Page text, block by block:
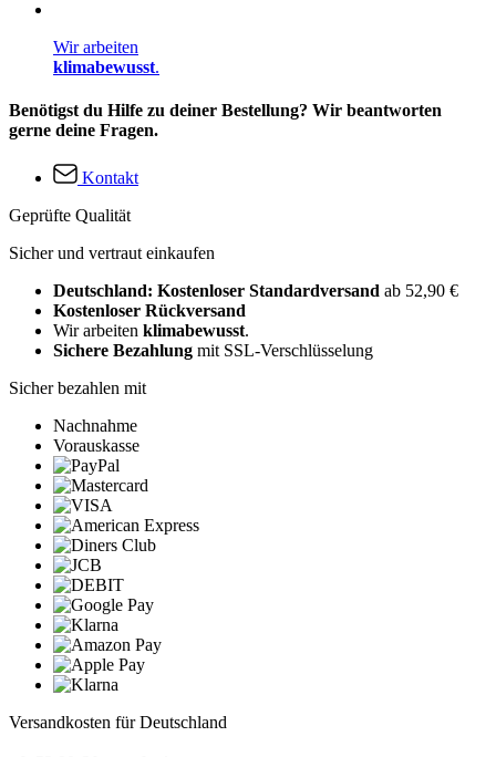
Wir arbeiten
klimabewusst.
Benötigst du Hilfe zu deiner Bestellung? Wir beantworten
gerne deine Fragen.
Kontakt
Geprüfte Qualität
Sicher und vertraut einkaufen
Deutschland: Kostenloser Standardversand ab 52,90 €
Kostenloser Rückversand
Wir arbeiten klimabewusst.
Sichere Bezahlung mit SSL-Verschlüsselung
Sicher bezahlen mit
Nachnahme
Vorauskasse
Versandkosten für Deutschland